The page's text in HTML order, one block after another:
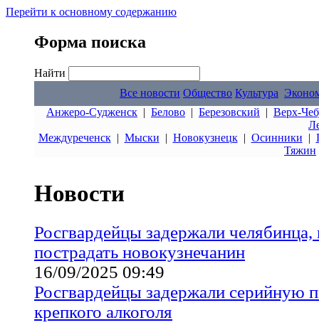
Перейти к основному содержанию
Форма поиска
Найти
Все новости Общество Культура
Анжеро-Судженск | Белово | Березовский | Верх-
Междуреченск| Мыски | Новокузнецк| Осинники |
Тяжин
Новости
Росгвардейцы задержали челябинца,
пострадать новокузнечанин
16/09/2025 09:49
Росгвардейцы задержали серийную
крепкого алкоголя